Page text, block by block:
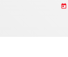
today